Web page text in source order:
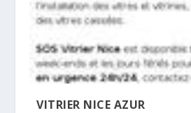
VITRIER NICE AZUR